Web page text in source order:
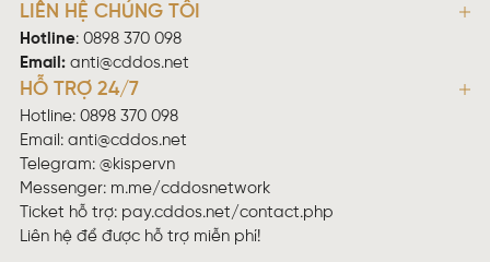
LIÊN HỆ CHÚNG TÔI
Hotline: 0898 370 098
Email: anti@cddos.net
HỖ TRỢ 24/7
Hotline: 0898 370 098
Email: anti@cddos.net
Telegram: @kispervn
Messenger: m.me/cddosnetwork
Ticket hỗ trợ: pay.cddos.net/contact.php
Liên hệ để được hỗ trợ miễn phí!